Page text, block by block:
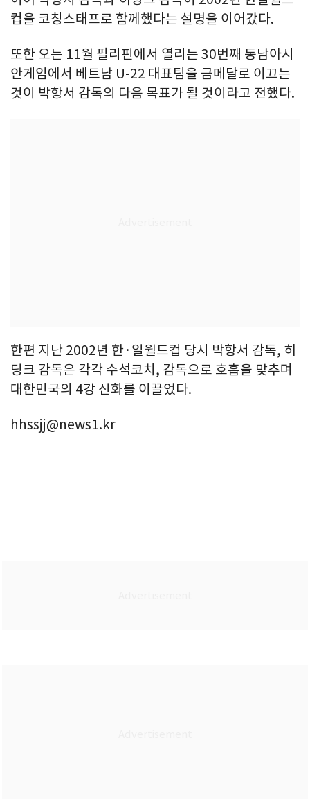
컵을 코칭스태프로 함께했다는 설명을 이어갔다.
또한 오는 11월 필리핀에서 열리는 30번째 동남아시
안게임에서 베트남 U-22 대표팀을 금메달로 이끄는
것이 박항서 감독의 다음 목표가 될 것이라고 전했다.
한편 지난 2002년 한·일월드컵 당시 박항서 감독, 히
딩크 감독은 각각 수석코치, 감독으로 호흡을 맞추며
대한민국의 4강 신화를 이끌었다.
hhssjj@news1.kr